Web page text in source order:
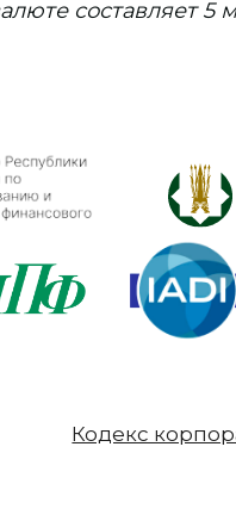
составляет 5
Кодекс